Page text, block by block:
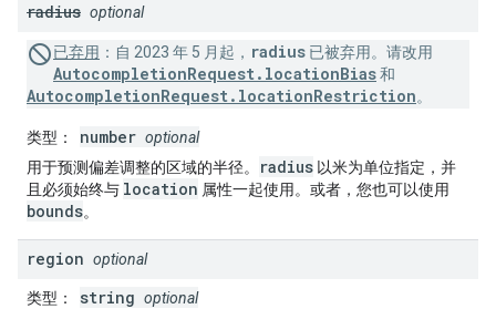
radius optional
已弃用 ： 自 2023 年 5 月起， radius 已被弃用。请改用
AutocompletionRequest.locationBias和
AutocompletionRequest.locationRestriction。
类型 ： number optional
用于预测偏差调整的区域的半径。
radius 以米为单位指定，并
且必须始终与 location 属性一起使用。或者，您也可以使用
bounds。
region optional
类型 ： string optional